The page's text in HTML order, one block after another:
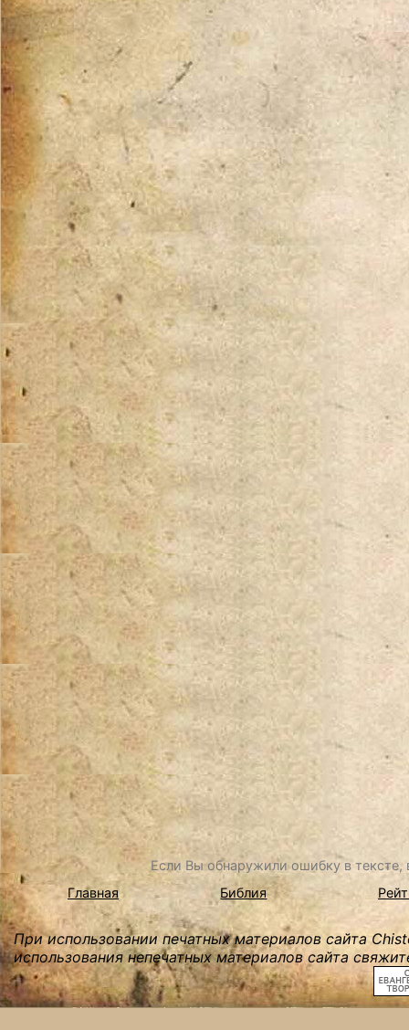
Если Вы обнаружили ошибку в
Главная
Библия
При использовании печатных материалов сайта
использования непечатных материалов сайта